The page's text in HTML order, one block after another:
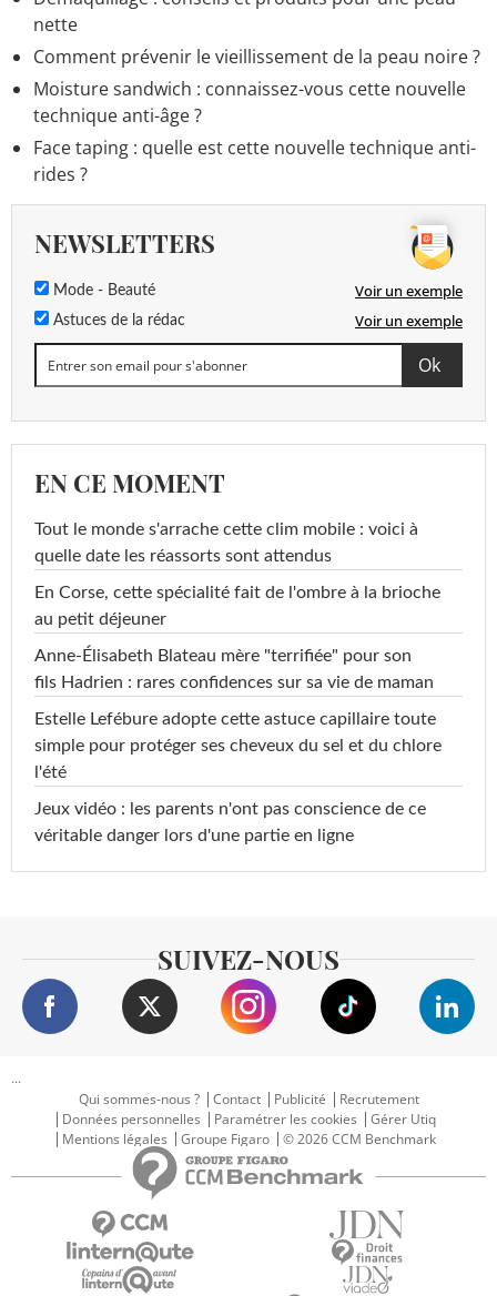
nette
Comment prévenir le vieillissement de la peau noire ?
Moisture sandwich : connaissez-vous cette nouvelle
technique anti-âge ?
Face taping : quelle est cette nouvelle technique anti-
rides ?
NEWSLETTERS
Mode - Beauté Voir un exemple
Astuces de la rédac Voir un exemple
EN CE MOMENT
Tout le monde s'arrache cette clim mobile : voici à
quelle date les réassorts sont attendus
En Corse, cette spécialité fait de l'ombre à la brioche
au petit déjeuner
Anne-Élisabeth Blateau mère "terrifiée" pour son
fils Hadrien : rares confidences sur sa vie de maman
Estelle Lefébure adopte cette astuce capillaire toute
simple pour protéger ses cheveux du sel et du chlore
l'été
Jeux vidéo : les parents n'ont pas conscience de ce
véritable danger lors d'une partie en ligne
SUIVEZ-NOUS
...
Qui sommes-nous ?
Contact Publicité
Recrutement
Données personnelles
Paramétrer les cookies
Gérer Utiq
Mentions légales
Groupe Figaro © 2026 CCM Benchmark